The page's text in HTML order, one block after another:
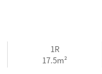
1R
17.5m²